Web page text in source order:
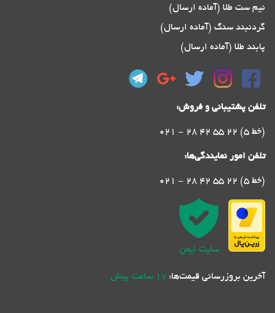
نیم ست طلا (آماده ارسال)
گردنبند سنگ (آماده ارسال)
پابند طلا (آماده ارسال)
تلفن پشتیبانی و فروش:
021 - 28 42 55 22 (5 خط)
تلفن امور نمایندگی‌ها:
021 - 28 42 55 22 (5 خط)
سایت ایمن
آخرین بروزرسانی قیمت‌ها: 17 ساعت پیش